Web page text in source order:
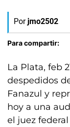
Por jmo2502
Para compartir:
La Plata, feb
despedidos
Fanazul y
hoy a una
el juez